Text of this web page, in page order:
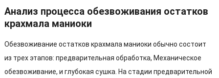
Анализ процесса обезвоживания остатков
крахмала маниоки
Обезвоживание остатков крахмала маниоки обычно состоит
из трех этапов: предварительная обработка, Механическое
обезвоживание, и глубокая сушка. На стадии предварительной